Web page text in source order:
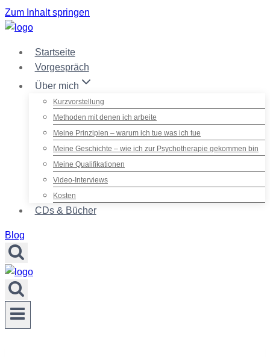
Zum Inhalt springen
Startseite
Vorgespräch
Über mich
Kurzvorstellung
Methoden mit denen ich arbeite
Meine Prinzipien – warum ich tue was ich tue
Meine Geschichte – wie ich zur Psychotherapie gekommen bin
Meine Qualifikationen
Video-Interviews
Kosten
CDs & Bücher
Blog